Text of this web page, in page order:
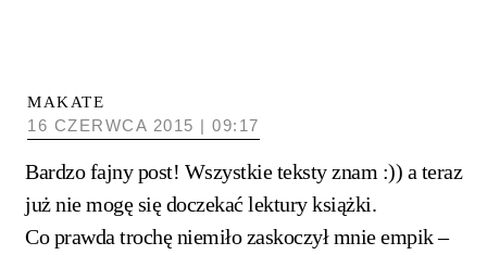
MAKATE
16 CZERWCA 2015 | 09:17
Bardzo fajny post! Wszystkie teksty znam :)) a teraz
już nie mogę się doczekać lektury książki.
Co prawda trochę niemiło zaskoczył mnie empik –